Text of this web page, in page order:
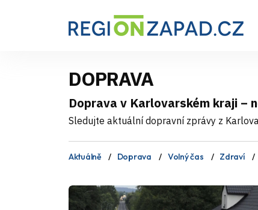
DOPRAVA
Doprava v Karlovarském kraji –
Sledujte aktuální dopravní zprávy z
Aktuálně Doprava Volný čas Zdraví